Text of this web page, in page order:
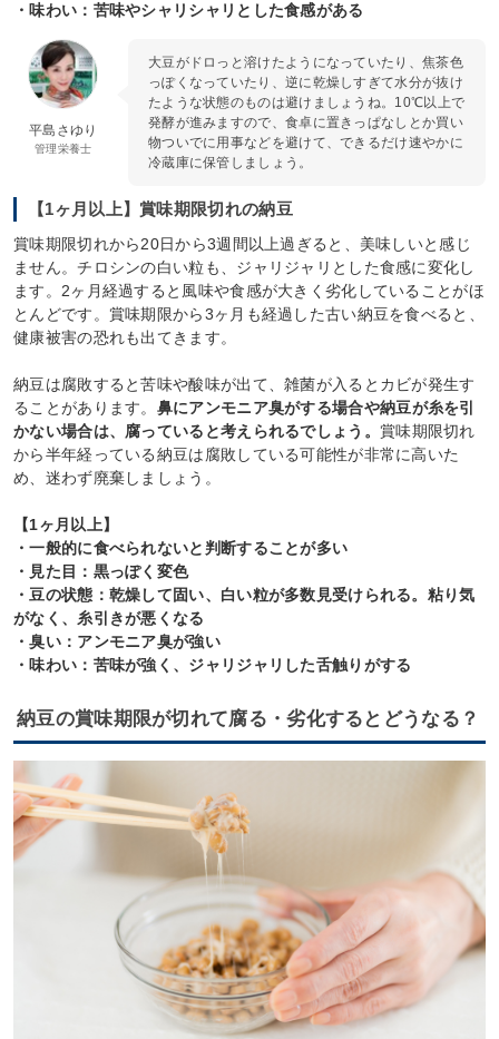
・味わい：苦味やシャリシャリとした食感がある
平島さゆり
管理栄養士
大豆がドロっと溶けたようになっていたり、焦茶色
っぽくなっていたり、逆に乾燥しすぎて水分が抜け
たような状態のものは避けましょうね。10℃以上で
発酵が進みますので、食卓に置きっぱなしとか買い
物ついでに用事などを避けて、できるだけ速やかに
冷蔵庫に保管しましょう。
【1ヶ月以上】賞味期限切れの納豆
賞味期限切れから20日から3週間以上過ぎると、美味しいと感じ
ません。チロシンの白い粒も、ジャリジャリとした食感に変化し
ます。2ヶ月経過すると風味や食感が大きく劣化していることがほ
とんどです。賞味期限から3ヶ月も経過した古い納豆を食べると、
健康被害の恐れも出てきます。
納豆は腐敗すると苦味や酸味が出て、雑菌が入るとカビが発生す
ることがあります。 鼻にアンモニア臭がする場合や納豆が糸を引
かない場合は、腐っていると考えられるでしょう。 賞味期限切れ
から半年経っている納豆は腐敗している可能性が非常に高いた
め、迷わず廃棄しましょう。
【1ヶ月以上】
・一般的に食べられないと判断することが多い
・見た目：黒っぽく変色
・豆の状態：乾燥して固い、白い粒が多数見受けられる。粘り気
がなく、糸引きが悪くなる
・臭い：アンモニア臭が強い
・味わい：苦味が強く、ジャリジャリした舌触りがする
納豆の賞味期限が切れて腐る・劣化するとどうなる？